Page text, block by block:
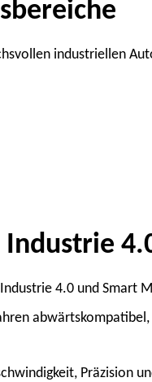
industriellen
4.0 und Smart
Präzision